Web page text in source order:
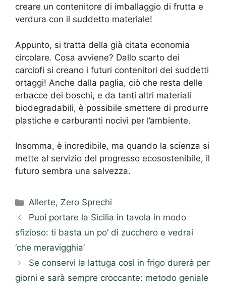
creare un contenitore di imballaggio di frutta e
verdura con il suddetto materiale!
Appunto, si tratta della già citata economia
circolare. Cosa avviene? Dallo scarto dei
carciofi si creano i futuri contenitori dei suddetti
ortaggi! Anche dalla paglia, ciò che resta delle
erbacce dei boschi, e da tanti altri materiali
biodegradabili, è possibile smettere di produrre
plastiche e carburanti nocivi per l’ambiente.
Insomma, è incredibile, ma quando la scienza si
mette al servizio del progresso ecosostenibile, il
futuro sembra una salvezza.
Categorie
Allerte, Zero Sprechi
Puoi portare la Sicilia in tavola in modo
sfizioso: ti basta un po’ di zucchero e vedrai
‘che meravigghia’
Se conservi la lattuga così in frigo durerà per
giorni e sarà sempre croccante: metodo geniale